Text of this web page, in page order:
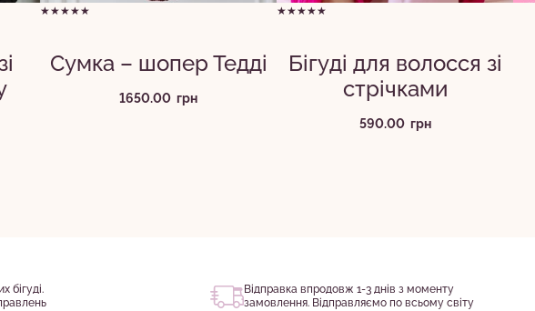
★★★★★
Сумка – шопер Тедді
1650.00 грн
★★★★★
Бігуді для волосся зі
стрічками
590.00 грн
бігуді.
Відправка впродовж 1-3 днів з моменту
замовлення. Відправляємо по всьому світу